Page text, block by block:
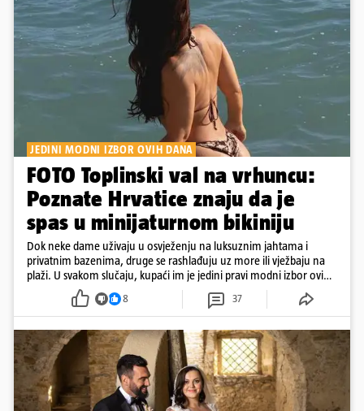
JEDINI MODNI IZBOR OVIH DANA
FOTO Toplinski val na vrhuncu:
Poznate Hrvatice znaju da je
spas u minijaturnom bikiniju
Dok neke dame uživaju u osvježenju na luksuznim jahtama i
privatnim bazenima, druge se rashlađuju uz more ili vježbaju na
plaži. U svakom slučaju, kupaći im je jedini pravi modni izbor ovih
8 37